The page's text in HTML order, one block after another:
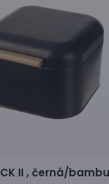
II , černá/